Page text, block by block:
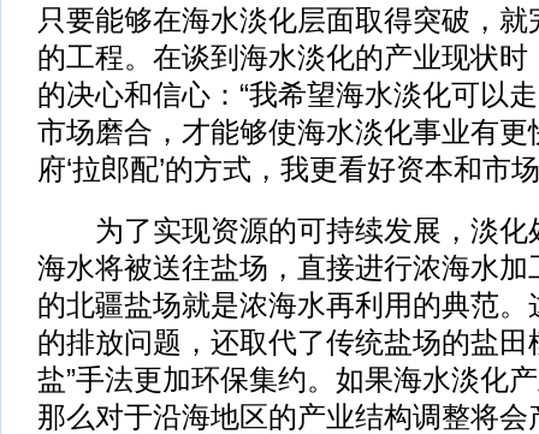
只要能够在海水淡化层面取得突破，
的工程。在谈到海水淡化的产业现状
的决心和信心：“我希望海水淡化可以
市场磨合，才能够使海水淡化事业有
府‘拉郎配’的方式，我更看好资本和市
为了实现资源的可持续发展，淡化
海水将被送往盐场，直接进行浓海水
的北疆盐场就是浓海水再利用的典范
的排放问题，还取代了传统盐场的盐田
盐”手法更加环保集约。如果海水淡化
那么对于沿海地区的产业结构调整将